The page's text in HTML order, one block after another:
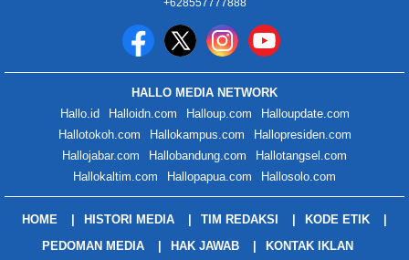
+628557777888
HALLO MEDIA NETWORK
Hallo.id
Halloidn.com Halloup.com
Halloupdate.com
Hallotokoh.com
Hallokampus.com
Hallopresiden.com
Hallojabar.com
Hallobandung.com
Hallotangsel.com
Hallokaltim.com
Hallopapua.com Hallosolo.com
HOME HISTORI MEDIA TIM REDAKSI
KODE ETIK
PEDOMAN MEDIA
HAK JAWAB KONTAK IKLAN